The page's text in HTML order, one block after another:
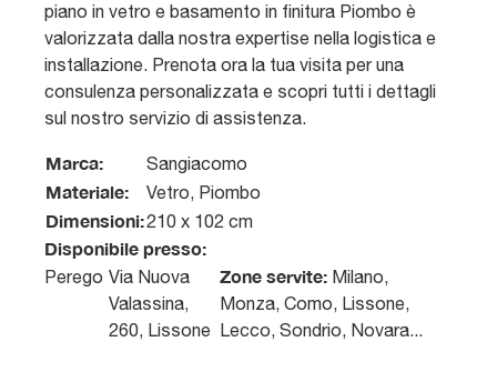
piano in vetro e basamento in finitura Piombo è
valorizzata dalla nostra expertise nella logistica e
installazione. Prenota ora la tua visita per una
consulenza personalizzata e scopri tutti i dettagli
sul nostro servizio di assistenza.
Marca: Sangiacomo
Materiale: Vetro, Piombo
Dimensioni:210 x 102 cm
Disponibile presso:
Perego Via Nuova
Valassina,
260, Lissone
Zone servite:Milano,
Monza, Como, Lissone,
Lecco, Sondrio, Novara...